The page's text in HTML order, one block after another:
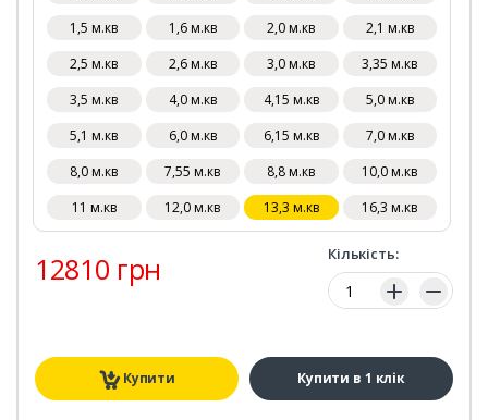
1,5 м.кв
1,6 м.кв 2,0 м.кв
2,1 м.кв
2,5 м.кв
2,6 м.кв 3,0 м.кв
3,35 м.кв
3,5 м.кв
4,0 м.кв 4,15 м.кв
5,0 м.кв
5,1 м.кв
6,0 м.кв 6,15 м.кв
7,0 м.кв
8,0 м.кв
7,55 м.кв 8,8 м.кв
10,0 м.кв
11 м.кв
12,0 м.кв 13,3 м.кв 16,3 м.кв
12810 грн Кількість:
Кількість:
Купити Купити в 1 клік